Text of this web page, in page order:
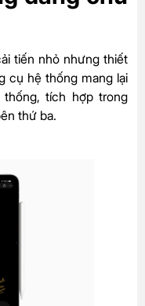
tiến nhỏ nhưng thiết
cụ hệ thống mang lại
tích hợp trong
thứ ba.